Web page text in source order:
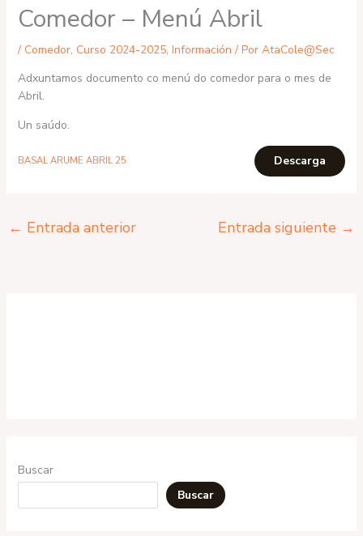
Comedor – Menú Abril
/ Comedor, Curso 2024-2025, Información / Por AtaCole@Sec
Adxuntamos documento co menú do comedor para o mes de
Abril.
Un saúdo.
BASAL ARUME ABRIL 25 Descarga
← Entrada anterior Entrada siguiente →
Buscar
Buscar